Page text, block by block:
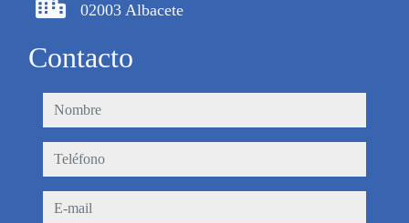
02003 Albacete
Contacto
nombre
teléfono
e-mail